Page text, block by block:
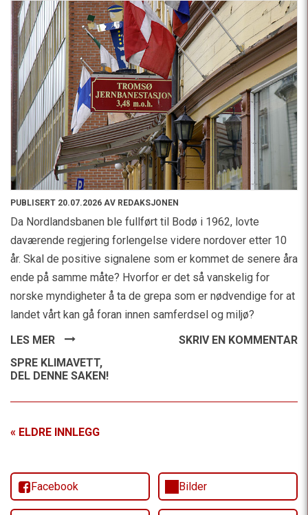
PUBLISERT 20.07.2026 AV REDAKSJONEN
Da Nordlandsbanen ble fullført til Bodø i 1962, lovte
daværende regjering forlengelse videre nordover etter 10
år. Skal de positive signalene som er kommet de senere åra
ende på samme måte? Hvorfor er det så vanskelig for
norske myndigheter å ta de grepa som er nødvendige for at
landet vårt kan gå foran innen samferdsel og miljø?
LES MER
SKRIV EN KOMMENTAR
SPRE KLIMAVETT,
DEL DENNE SAKEN!
« ELDRE INNLEGG
Facebook Bilder